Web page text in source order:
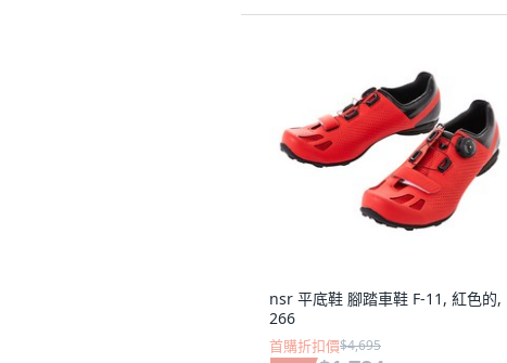
nsr 平底鞋 腳踏車鞋 F-11, 紅色的,
266
首購折扣價$4,695